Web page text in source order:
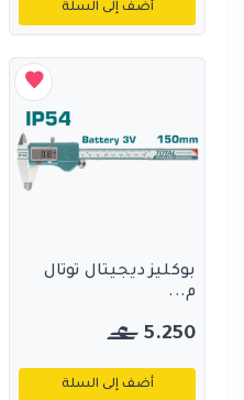
أضف إلى السلة
بوكليز ديجيتال توتال
م...
5.250
أضف إلى السلة